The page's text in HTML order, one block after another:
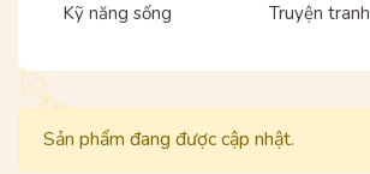
Kỹ năng sống Truyện tranh
Sản phẩm đang được cập nhật.